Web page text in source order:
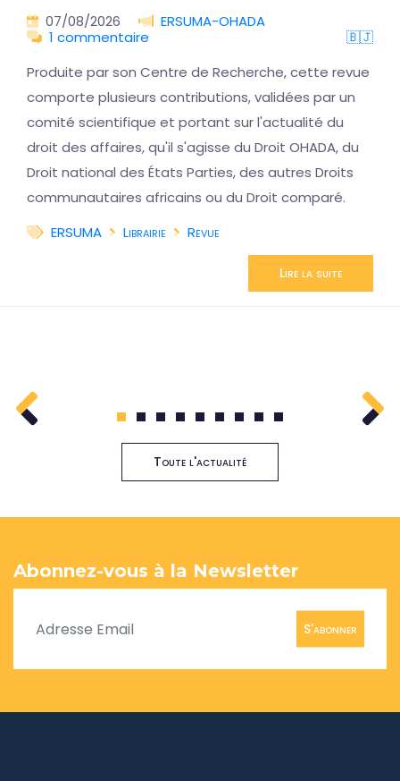
07/08/2026
ERSUMA-OHADA
1 commentaire
🇧🇯
Produite par son Centre de Recherche, cette revue
comporte plusieurs contributions, validées par un
comité scientifique et portant sur l'actualité du
droit des affaires, qu'il s'agisse du Droit OHADA, du
Droit national des États Parties, des autres Droits
communautaires africains ou du Droit comparé.
ERSUMA
Librairie Revue
Lire la suite
1 2 3 4 5 6 7 8 9
Toute l'actualité
Abonnez-vous à la Newsletter
S'abonner